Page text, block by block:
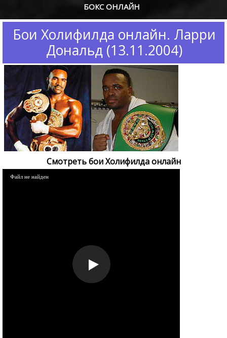
БОКС ОНЛАЙН
Бои Холифилда онлайн. Ларри
Дональд (13.11.2004)
Смотреть бои Холифилда онлайн
Файл не найден